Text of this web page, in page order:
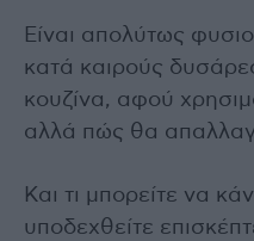
Είναι απολύτως
κατά καιρούς
κουζίνα, αφού
αλλά πώς θα
Και τι μπορείτε να
υποδεχθείτε